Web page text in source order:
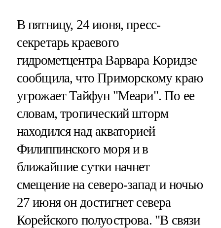
В пятницу, 24 июня, пресс-
секретарь краевого
гидрометцентра Варвара Коридзе
сообщила, что Приморскому краю
угрожает Тайфун "Меари". По ее
словам, тропический шторм
находился над акваторией
Филиппинского моря и в
ближайшие сутки начнет
смещение на северо-запад и ночью
27 июня он достигнет севера
Корейского полуострова. "В связи